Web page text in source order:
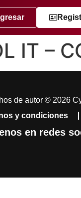
IT –
de autor © 2026
y condiciones
en redes